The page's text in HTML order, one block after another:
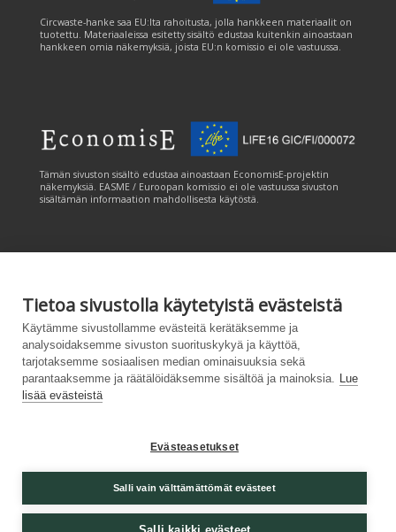
Tietoa sivustolla käytetyistä evästeistä
Käytämme sivustollamme evästeitä kerätäksemme ja
analysoidaksemme sivuston suorituskykyä ja käyttöä,
tarjotaksemme sosiaalisen median ominaisuuksia sekä
parantaaksemme ja räätälöidäksemme sisältöä ja mainoksia. Lue
lisää evästeistä
Evästeasetukset
Salli vain välttämättömät evästeet
Circwaste-hanke saa EU:lta rahoitusta, jolla hankkeen materiaalit on
tuotettu. Materiaaleissa esitetty sisältö edustaa kuitenkin ainoastaan
hankkeen omia näkemyksiä, joista EU:n komissio ei ole vastuussa.
Tämän sivuston sisältö edustaa ainoastaan EconomisE-projektin
näkemyksiä. EASME / Euroopan komissio ei ole vastuussa sivuston
sisältämän informaation mahdollisesta käytöstä.
Tämän sivuston tuottamiseen on saatu rahoitusta Euroopan unionin
LIFE-ohjelmasta. Tämän sivuston sisältö edustaa ainoastaan
CANEMURE-hankkeen näkemyksiä ja EASME/EU:n komissio ei ole
vastuussa sivuston sisältämän informaation mahdollisesta käytöstä.
palautetta (syke.fi)